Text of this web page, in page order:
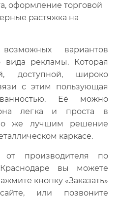
оформление торговой
растяжка на
вариантов
рекламы. Которая
доступной, широко
с этим пользующая
Её можно
легка и проста в
же лучшим решение
каркасе.
от производителя по
вы можете
кнопку «Заказать»
или позвоните